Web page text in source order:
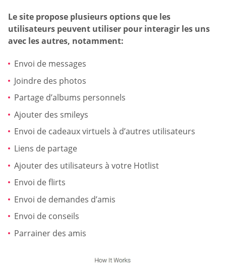
Le site propose plusieurs options que les
utilisateurs peuvent utiliser pour interagir les uns
avec les autres, notamment:
Envoi de messages
Joindre des photos
Partage d’albums personnels
Ajouter des smileys
Envoi de cadeaux virtuels à d’autres utilisateurs
Liens de partage
Ajouter des utilisateurs à votre Hotlist
Envoi de flirts
Envoi de demandes d’amis
Envoi de conseils
Parrainer des amis